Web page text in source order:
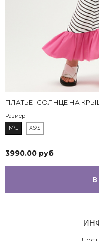
ПЛАТЬЕ "СОЛНЦЕ НА
Размер
M\L
XS\S
3990.00 руб
В